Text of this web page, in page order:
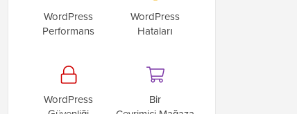
WordPress
Performans
WordPress
Hataları
WordPress
Bir